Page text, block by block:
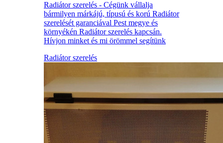
Radiátor szerelés - Cégünk vállalja
bármilyen márkájú, típusú és korú Radiátor
szerelését garanciával Pest megye és
környékén Radiátor szerelés kapcsán.
Hívjon minket és mi örömmel segítünk
Radiátor szerelés